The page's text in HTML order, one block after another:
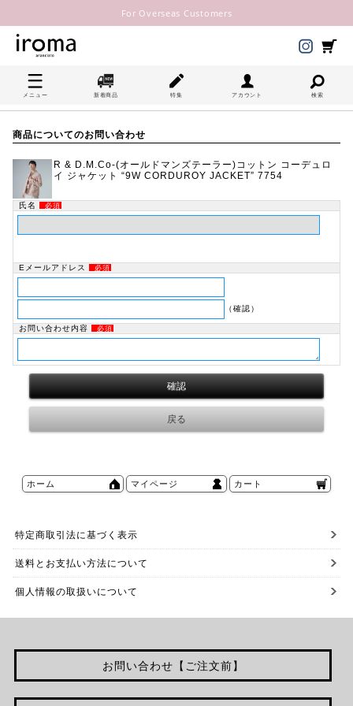
For Overseas Customers
メニュー 新着商品 特集 アカウント 検索
商品についてのお問い合わせ
R & D.M.Co-(オールドマンズテーラー)コットン コーデュロ
イ ジャケット “9W CORDUROY JACKET” 7754
氏名 必須
Eメールアドレス 必須
（確認）
お問い合わせ内容 必須
ホーム マイページ カート
特定商取引法に基づく表示
送料とお支払い方法について
個人情報の取扱いについて
お問い合わせ【ご注文前】